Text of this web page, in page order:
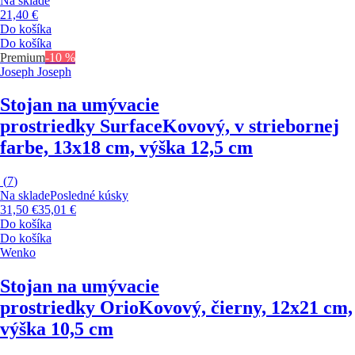
21,40 €
Do košíka
Do košíka
Premium-10 %
Joseph Joseph
Stojan na umývacie
prostriedky SurfaceKovový, v striebornej
farbe, 13x18 cm, výška 12,5 cm
(7)
Na skladePosledné kúsky
31,50 €35,01 €
Do košíka
Do košíka
Wenko
Stojan na umývacie
prostriedky OrioKovový, čierny, 12x21 cm,
výška 10,5 cm